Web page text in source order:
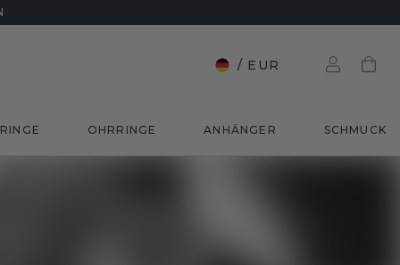
/ EUR
OHRRINGE ANHÄNGER SCHMUCK